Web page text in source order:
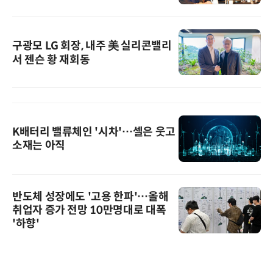
구광모 LG 회장, 내주 美 실리콘밸리
서 젠슨 황 재회동
K배터리 밸류체인 '시차'…셀은 웃고
소재는 아직
반도체 성장에도 '고용 한파'…올해
취업자 증가 전망 10만명대로 대폭
'하향'